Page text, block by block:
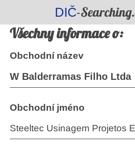
DIČ-
Všechny informace o:
Obchodní název
W Balderramas Filho Ltda
Obchodní jméno
Steeltec Usinagem Projetos